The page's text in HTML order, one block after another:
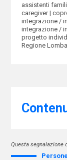
assistenti
caregiver
integrazione /
integrazione /
progetto
Regione
Questa segnalazione